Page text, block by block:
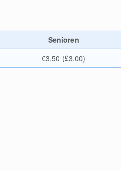
Senioren
€3.50 (£3.00)